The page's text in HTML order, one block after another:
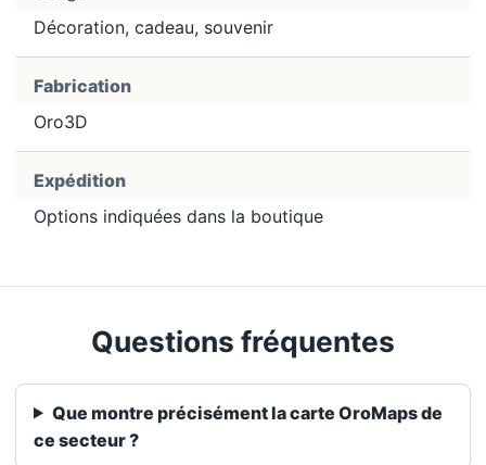
Décoration, cadeau, souvenir
Fabrication
Oro3D
Expédition
Options indiquées dans la boutique
Questions fréquentes
Que montre précisément la carte OroMaps de
ce secteur ?